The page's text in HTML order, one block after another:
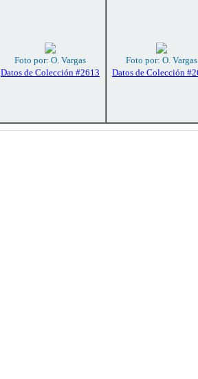
Foto por: O. Vargas
Datos de Colección #2613
Foto por: O. Vargas
Datos de Colección